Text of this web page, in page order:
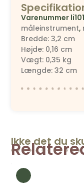
Varenummer
måleinstrument,
Bredde: 3,2 cm
Højde: 0,16 cm
Vægt: 0,35 kg
Længde: 32 cm
Ikke det du